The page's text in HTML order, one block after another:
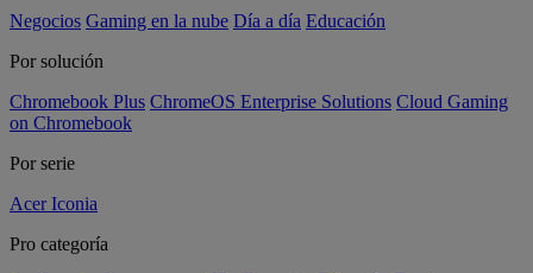
Negocios Gaming en la nube Día a día Educación
Por solución
Chromebook Plus ChromeOS Enterprise Solutions Cloud Gaming
on Chromebook
Por serie
Acer Iconia
Pro categoría